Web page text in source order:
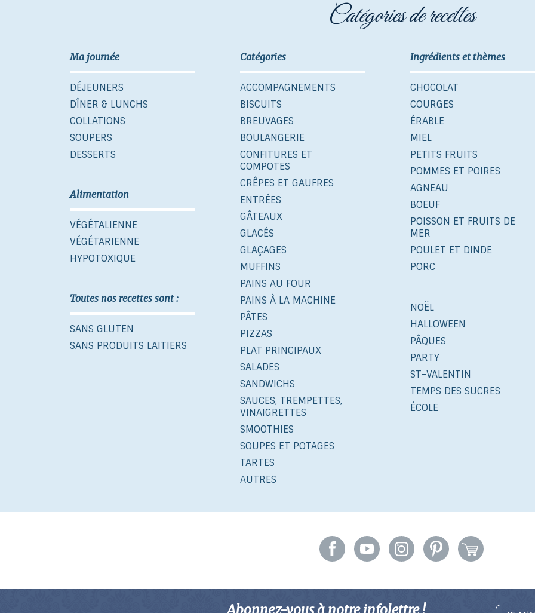
catégories de recettes
Ma journée
DÉJEUNERS
DÎNER & LUNCHS
COLLATIONS
SOUPERS
DESSERTS
Alimentation
VÉGÉTALIENNE
VÉGÉTARIENNE
HYPOTOXIQUE
Toutes nos recettes sont :
SANS GLUTEN
SANS PRODUITS LAITIERS
Catégories
ACCOMPAGNEMENTS
BISCUITS
BREUVAGES
BOULANGERIE
CONFITURES ET
COMPOTES
CRÊPES ET GAUFRES
ENTRÉES
GÂTEAUX
GLACÉS
GLAÇAGES
MUFFINS
PAINS AU FOUR
PAINS À LA MACHINE
PÂTES
PIZZAS
PLAT PRINCIPAUX
SALADES
SANDWICHS
SAUCES, TREMPETTES,
VINAIGRETTES
SMOOTHIES
SOUPES ET POTAGES
TARTES
AUTRES
Ingrédients et thèmes
CHOCOLAT
COURGES
ÉRABLE
MIEL
PETITS FRUITS
POMMES ET POIRES
AGNEAU
BOEUF
POISSON ET FRUITS DE
MER
POULET ET DINDE
PORC
NOËL
HALLOWEEN
PÂQUES
PARTY
ST-VALENTIN
TEMPS DES SUCRES
ÉCOLE